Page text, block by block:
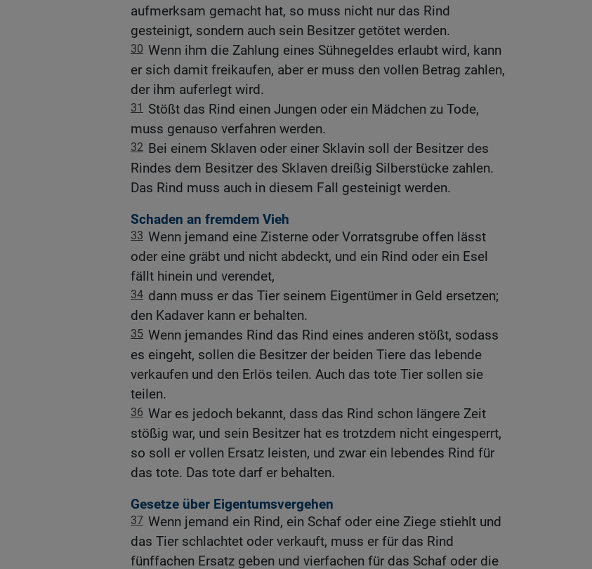
aufmerksam gemacht hat, so muss nicht nur das Rind
gesteinigt, sondern auch sein Besitzer getötet werden.
30 Wenn ihm die Zahlung eines Sühnegeldes erlaubt wird, kann
er sich damit freikaufen, aber er muss den vollen Betrag zahlen,
der ihm auferlegt wird.
31 Stößt das Rind einen Jungen oder ein Mädchen zu Tode,
muss genauso verfahren werden.
32 Bei einem Sklaven oder einer Sklavin soll der Besitzer des
Rindes dem Besitzer des Sklaven dreißig Silberstücke zahlen.
Das Rind muss auch in diesem Fall gesteinigt werden.
Schaden an fremdem Vieh
33 Wenn jemand eine Zisterne oder Vorratsgrube offen lässt
oder eine gräbt und nicht abdeckt, und ein Rind oder ein Esel
fällt hinein und verendet,
34 dann muss er das Tier seinem Eigentümer in Geld ersetzen;
den Kadaver kann er behalten.
35 Wenn jemandes Rind das Rind eines anderen stößt, sodass
es eingeht, sollen die Besitzer der beiden Tiere das lebende
verkaufen und den Erlös teilen. Auch das tote Tier sollen sie
teilen.
36 War es jedoch bekannt, dass das Rind schon längere Zeit
stößig war, und sein Besitzer hat es trotzdem nicht eingesperrt,
so soll er vollen Ersatz leisten, und zwar ein lebendes Rind für
das tote. Das tote darf er behalten.
Gesetze über Eigentumsvergehen
37 Wenn jemand ein Rind, ein Schaf oder eine Ziege stiehlt und
das Tier schlachtet oder verkauft, muss er für das Rind
fünffachen Ersatz geben und vierfachen für das Schaf oder die